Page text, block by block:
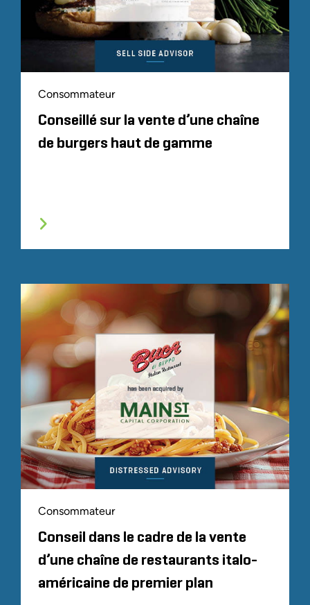
Consommateur
Conseillé sur la vente d’une chaîne
de burgers haut de gamme
Consommateur
Conseil dans le cadre de la vente
d’une chaîne de restaurants italo-
américaine de premier plan